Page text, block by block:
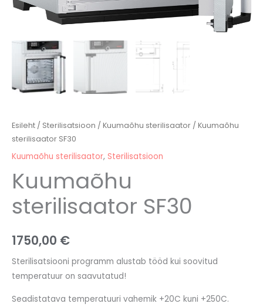
Esileht / Sterilisatsioon / Kuumaõhu sterilisaator / Kuumaõhu
sterilisaator SF30
Kuumaõhu sterilisaator, Sterilisatsioon
Kuumaõhu
sterilisaator SF30
1750,00 €
Sterilisatsiooni programm alustab tööd kui soovitud
temperatuur on saavutatud!
Seadistatava temperatuuri vahemik +20C kuni +250C.